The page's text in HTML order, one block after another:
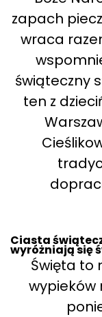
zapach
wraca
świąteczny
ten z
Ciasta
wyróżniają się
Święta to
wypieków